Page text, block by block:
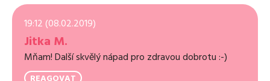
19:12 (08.02.2019)
Jitka M.
Mňam! Další skvělý nápad pro zdravou dobrotu :-)